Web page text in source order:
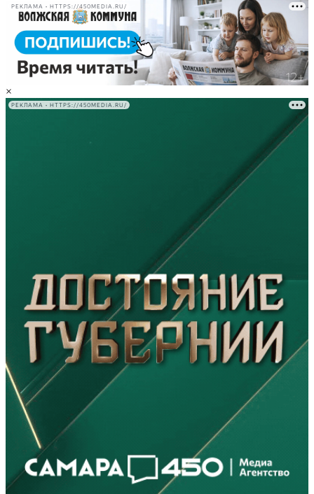
РЕКЛАМА • HTTPS://450MEDIA.RU/
×
РЕКЛАМА • HTTPS://450MEDIA.RU/